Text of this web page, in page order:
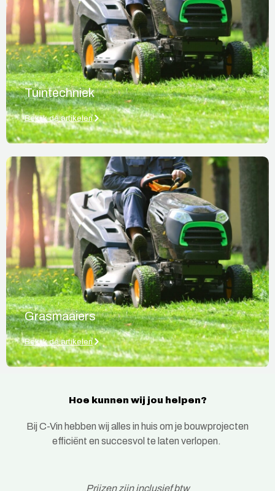
Tuintechniek
Bekijk de artikelen
Grasmaaiers
Bekijk de artikelen
Hoe kunnen wij jou helpen?
Bij C-Vin hebben wij alles in huis om je bouwprojecten
efficiënt en succesvol te laten verlopen.